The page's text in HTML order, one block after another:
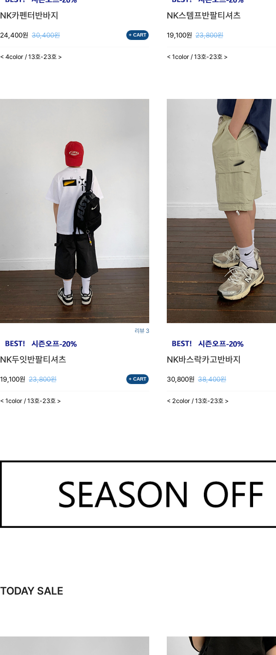
NK카펜터반바지
24,400원 30,400원 + CART
< 4color / 13호-23호 >
NK스템프반팔티셔츠
19,100원 23,800원
< 1color / 13호-23호 >
리뷰 3
NK두잇반팔티셔츠
19,100원 23,800원 + CART
< 1color / 13호-23호 >
NK바스락카고반바지
30,800원 38,400원
< 2color / 13호-23호 >
TODAY SALE